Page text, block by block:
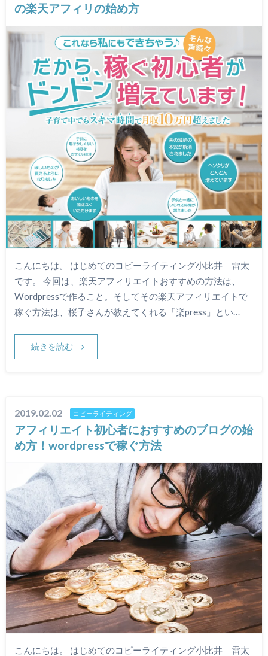
の楽天アフィリの始め方
こんにちは。 はじめてのコピーライティング小比井 雷太
です。 今回は、楽天アフィリエイトおすすめの方法は、
Wordpressで作ること。そしてその楽天アフィリエイトで
稼ぐ方法は、桜子さんが教えてくれる「楽press」とい…
続きを読む
2019.02.02 コピーライティング
アフィリエイト初心者におすすめのブログの始
め方！wordpressで稼ぐ方法
こんにちは。 はじめてのコピーライティング小比井 雷太